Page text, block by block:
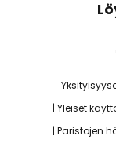
Yleiset
Paristojen